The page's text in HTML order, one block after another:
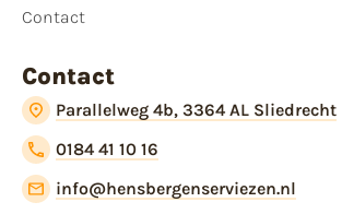
Contact
Contact
Parallelweg 4b, 3364 AL Sliedrecht
0184 41 10 16
info@hensbergenserviezen.nl